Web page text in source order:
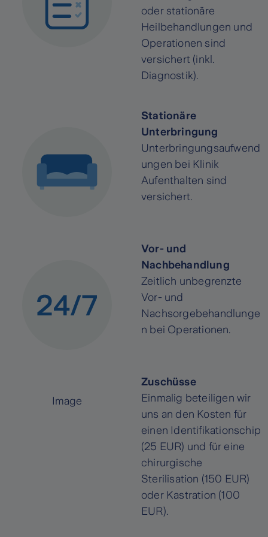
oder stationäre
Heilbehandlungen und
Operationen sind
versichert (inkl.
Diagnostik).
Stationäre
Unterbringung
Unterbringungsaufwend
ungen bei Klinik
Aufenthalten sind
versichert.
Vor- und
Nachbehandlung
Zeitlich unbegrenzte
Vor- und
Nachsorgebehandlunge
n bei Operationen.
Image
Zuschüsse
Einmalig beteiligen wir
uns an den Kosten für
einen Identifikationschip
(25 EUR) und für eine
chirurgische
Sterilisation (150 EUR)
oder Kastration (100
EUR).